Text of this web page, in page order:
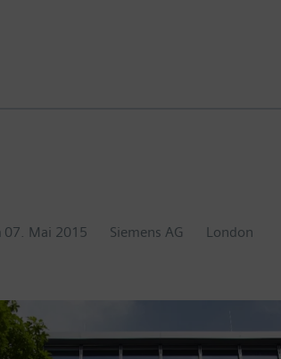
07. Mai 2015 Siemens AG London